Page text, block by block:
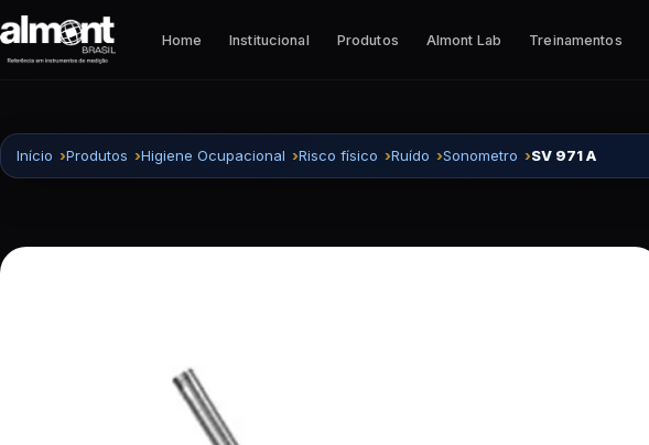
Pular para o conteúdo
Home Institucional Produtos Almont Lab Treinamentos
Início Produtos Higiene Ocupacional Risco físico Ruído Sonometro SV 971 A